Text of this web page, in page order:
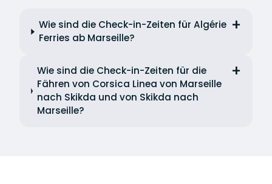
Wie sind die Check-in-Zeiten für Algérie
Ferries ab Marseille?
Wie sind die Check-in-Zeiten für die
Fähren von Corsica Linea von Marseille
nach Skikda und von Skikda nach
Marseille?